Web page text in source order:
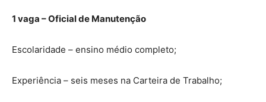
1 vaga – Oficial de Manutenção
Escolaridade – ensino médio completo;
Experiência – seis meses na Carteira de Trabalho;